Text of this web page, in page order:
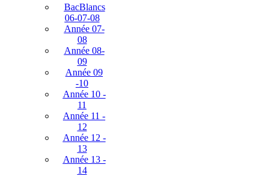
BacBlancs
06-07-08
Année 07-
08
Année 08-
09
Année 09
-10
Année 10 -
11
Année 11 -
12
Année 12 -
13
Année 13 -
14